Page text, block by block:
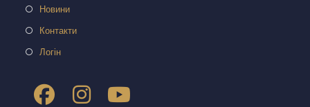
Новини
Контакти
Логін